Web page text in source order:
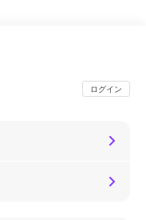
ログイン